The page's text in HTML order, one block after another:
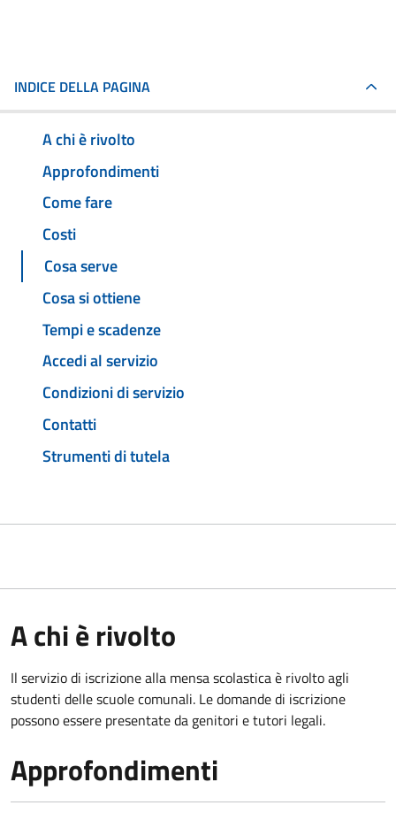
INDICE DELLA PAGINA
A chi è rivolto
Approfondimenti
Come fare
Costi
Cosa serve
Cosa si ottiene
Tempi e scadenze
Accedi al servizio
Condizioni di servizio
Contatti
Strumenti di tutela
A chi è rivolto
Il servizio di iscrizione alla mensa scolastica è rivolto agli
studenti delle scuole comunali. Le domande di iscrizione
possono essere presentate da genitori e tutori legali.
Approfondimenti